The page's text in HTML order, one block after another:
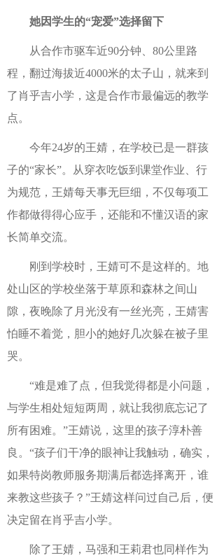
她因学生的“宠爱”选择留下
从合作市驱车近90分钟、80公里路
程，翻过海拔近4000米的太子山，就来到
了肖乎吉小学，这是合作市最偏远的教学
点。
今年24岁的王婧，在学校已是一群孩
子的“家长”。从穿衣吃饭到课堂作业、行
为规范，王婧每天事无巨细，不仅每项工
作都做得得心应手，还能和不懂汉语的家
长简单交流。
刚到学校时，王婧可不是这样的。地
处山区的学校坐落于草原和森林之间山
隙，夜晚除了月光没有一丝光亮，王婧害
怕睡不着觉，胆小的她好几次躲在被子里
哭。
“难是难了点，但我觉得都是小问题，
与学生相处短短两周，就让我彻底忘记了
所有困难。”王婧说，这里的孩子淳朴善
良。“孩子们干净的眼神让我触动，确实，
如果特岗教师服务期满后都选择离开，谁
来教这些孩子？”王婧这样问过自己后，便
决定留在肖乎吉小学。
除了王婧，马强和王莉君也同样作为